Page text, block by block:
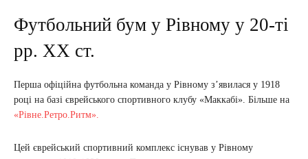
Футбольний бум у Рівному у 20-ті
рр. XX ст.
Перша офіційна футбольна команда у Рівному з’явилася у 1918
році на базі єврейського спортивного клубу «Маккабі». Більше на
«Рівне.Ретро.Ритм».
Цей єврейський спортивний комплекс існував у Рівному